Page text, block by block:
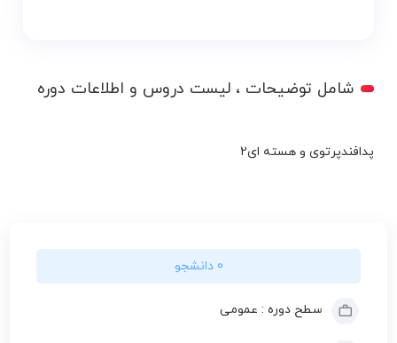
شامل توضیحات ، لیست دروس و اطلاعات دوره
پدافندپرتوی و هسته ای2
0 دانشجو
سطح دوره : عمومی